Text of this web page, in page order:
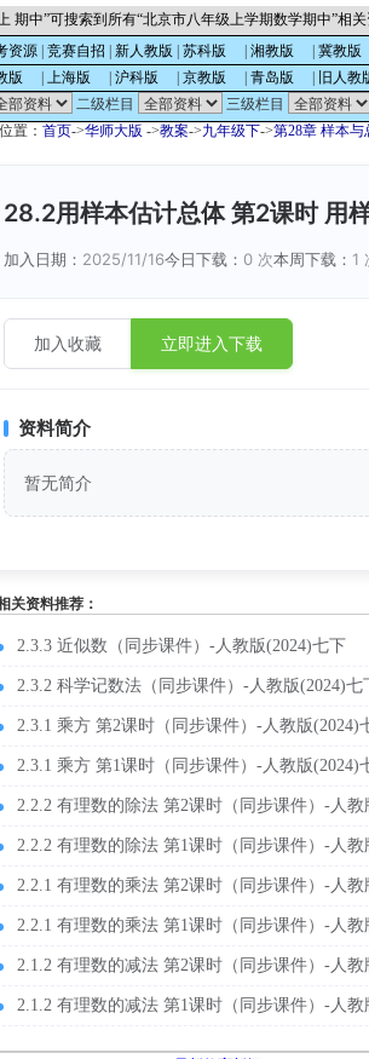
期中”可搜索到所有“北京市八年级上学期数学期中”相
资源 竞赛自招 新人教版 苏科版 湘教版 冀教版
版 上海版 沪科版 京教版 青岛版 旧人教
二级栏目 三级栏目
置： 首页->华师大版 ->教案->九年级下->第28章 样本与
28.2用样本估计总体 第2课时 用
加入日期： 2025/11/16今日下载： 0 次本周下载： 1
加入收藏 立即进入下载
资料简介
暂无简介
关资料推荐：
2.3.3 近似数（同步课件）-人教版(2024)七下
2.3.2 科学记数法（同步课件）-人教版(2024)七
2.3.1 乘方 第2课时（同步课件）-人教版(2024)
2.3.1 乘方 第1课时（同步课件）-人教版(2024)
2.2.2 有理数的除法 第2课时（同步课件）-人教
2.2.2 有理数的除法 第1课时（同步课件）-人教
2.2.1 有理数的乘法 第2课时（同步课件）-人教
2.2.1 有理数的乘法 第1课时（同步课件）-人教
2.1.2 有理数的减法 第2课时（同步课件）-人教
2.1.2 有理数的减法 第1课时（同步课件）-人教